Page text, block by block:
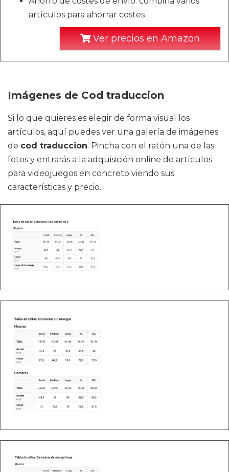
artículos para ahorrar costes
Ver precios en Amazon
Imágenes de Cod traduccion
Si lo que quieres es elegir de forma visual los
artículos, aquí puedes ver una galería de imágenes
de cod traduccion. Pincha con el ratón una de las
fotos y entrarás a la adquisición online de artículos
para videojuegos en concreto viendo sus
características y precio.